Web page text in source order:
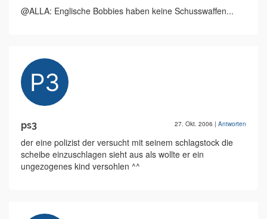
@ALLA: Englische Bobbies haben keine Schusswaffen...
ps3 27. Okt. 2006 | Antworten
der eine polizist der versucht mit seinem schlagstock die
scheibe einzuschlagen sieht aus als wollte er ein
ungezogenes kind versohlen ^^